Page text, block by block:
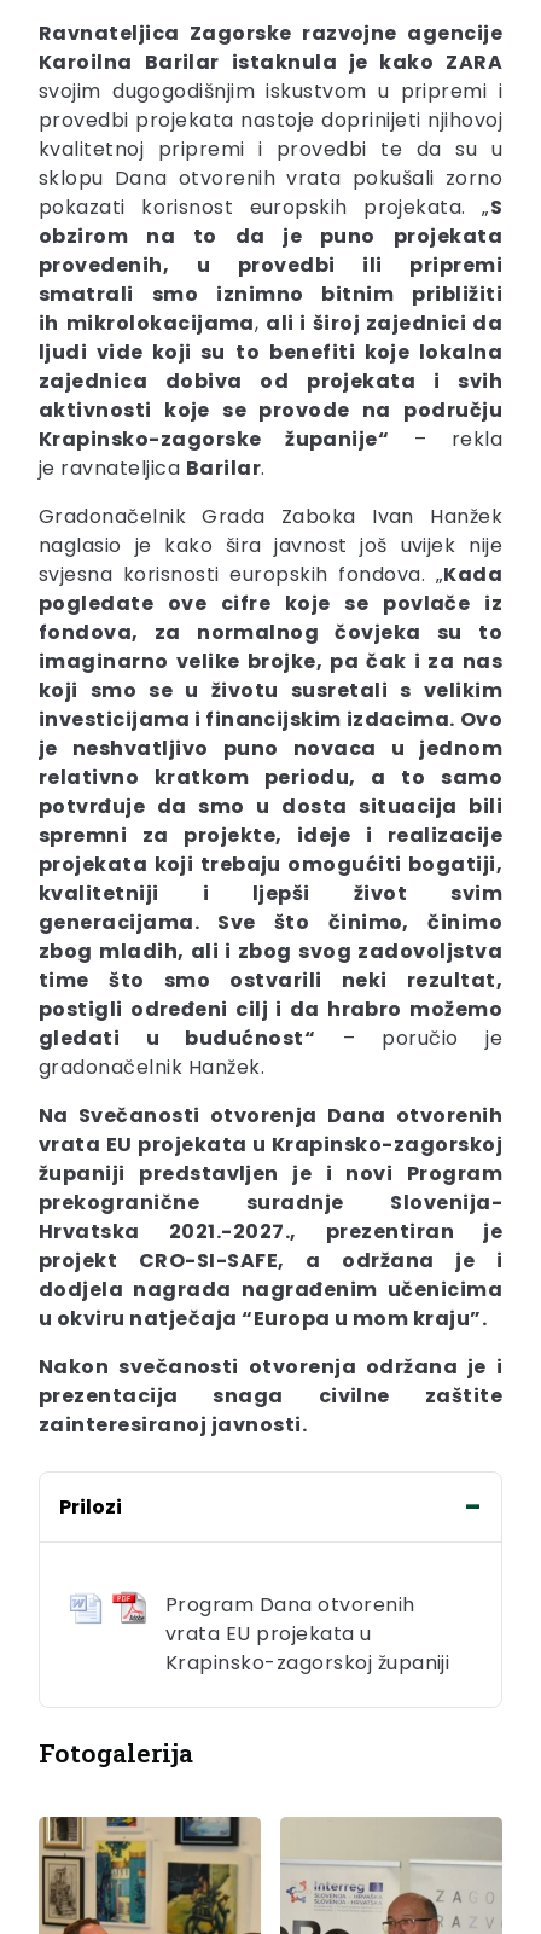
Ravnateljica Zagorske razvojne agencije
Karoilna Barilar istaknula je kako ZARA
svojim dugogodišnjim iskustvom u pripremi i
provedbi projekata nastoje doprinijeti njihovoj
kvalitetnoj pripremi i provedbi te da su u
sklopu Dana otvorenih vrata pokušali zorno
pokazati korisnost europskih projekata. „S
obzirom na to da je puno projekata
provedenih, u provedbi ili pripremi
smatrali smo iznimno bitnim približiti
ih mikrolokacijama, ali i široj zajednici da
ljudi vide koji su to benefiti koje lokalna
zajednica dobiva od projekata i svih
aktivnosti koje se provode na području
Krapinsko-zagorske županije“ – rekla
je ravnateljica Barilar.
Gradonačelnik Grada Zaboka Ivan Hanžek
naglasio je kako šira javnost još uvijek nije
svjesna korisnosti europskih fondova. „Kada
pogledate ove cifre koje se povlače iz
fondova, za normalnog čovjeka su to
imaginarno velike brojke, pa čak i za nas
koji smo se u životu susretali s velikim
investicijama i financijskim izdacima. Ovo
je neshvatljivo puno novaca u jednom
relativno kratkom periodu, a to samo
potvrđuje da smo u dosta situacija bili
spremni za projekte, ideje i realizacije
projekata koji trebaju omogućiti bogatiji,
kvalitetniji i ljepši život svim
generacijama. Sve što činimo, činimo
zbog mladih, ali i zbog svog zadovoljstva
time što smo ostvarili neki rezultat,
postigli određeni cilj i da hrabro možemo
gledati u budućnost“ – poručio je
gradonačelnik Hanžek.
Na Svečanosti otvorenja Dana otvorenih
vrata EU projekata u Krapinsko-zagorskoj
županiji predstavljen je i novi Program
prekogranične suradnje Slovenija-
Hrvatska 2021.-2027., prezentiran je
projekt CRO-SI-SAFE, a održana je i
dodjela nagrada nagrađenim učenicima
u okviru natječaja “Europa u mom kraju”.
Nakon svečanosti otvorenja održana je i
prezentacija snaga civilne zaštite
zainteresiranoj javnosti.
Prilozi
Program Dana otvorenih
vrata EU projekata u
Krapinsko-zagorskoj županiji
Fotogalerija